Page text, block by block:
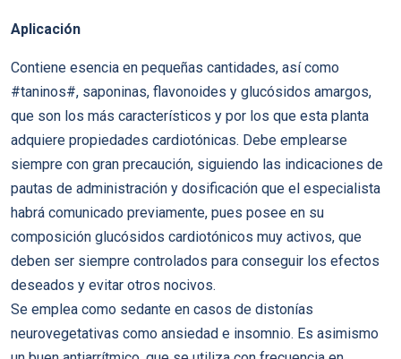
Aplicación
Contiene esencia en pequeñas cantidades, así como
#taninos#, saponinas, flavonoides y glucósidos amargos,
que son los más característicos y por los que esta planta
adquiere propiedades cardiotónicas. Debe emplearse
siempre con gran precaución, siguiendo las indicaciones de
pautas de administración y dosificación que el especialista
habrá comunicado previamente, pues posee en su
composición glucósidos cardiotónicos muy activos, que
deben ser siempre controlados para conseguir los efectos
deseados y evitar otros nocivos.
Se emplea como sedante en casos de distonías
neurovegetativas como ansiedad e insomnio. Es asimismo